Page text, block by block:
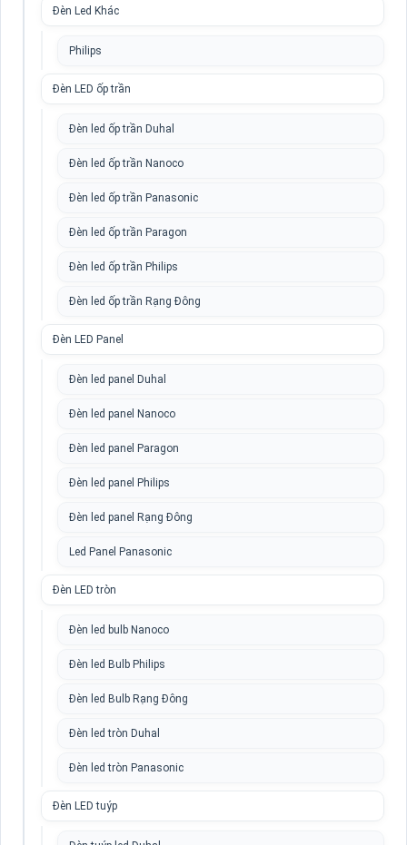
Đèn Led Khác
Philips
Đèn LED ốp trần
Đèn led ốp trần Duhal
Đèn led ốp trần Nanoco
Đèn led ốp trần Panasonic
Đèn led ốp trần Paragon
Đèn led ốp trần Philips
Đèn led ốp trần Rạng Đông
Đèn LED Panel
Đèn led panel Duhal
Đèn led panel Nanoco
Đèn led panel Paragon
Đèn led panel Philips
Đèn led panel Rạng Đông
Led Panel Panasonic
Đèn LED tròn
Đèn led bulb Nanoco
Đèn led Bulb Philips
Đèn led Bulb Rạng Đông
Đèn led tròn Duhal
Đèn led tròn Panasonic
Đèn LED tuýp